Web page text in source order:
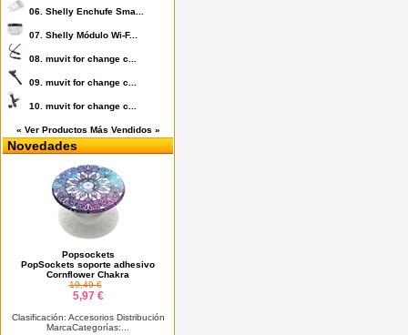
06. Shelly Enchufe Sma...
07. Shelly Módulo Wi-F...
08. muvit for change c...
09. muvit for change c...
10. muvit for change c...
« Ver Productos Más Vendidos »
Novedades
Popsockets
PopSockets soporte adhesivo
Cornflower Chakra
19,49 €
5,97 €
Clasificación: Accesorios Distribución
MarcaCategorías:...